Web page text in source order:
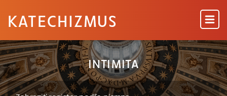
KATECHIZMUS
INTIMITA